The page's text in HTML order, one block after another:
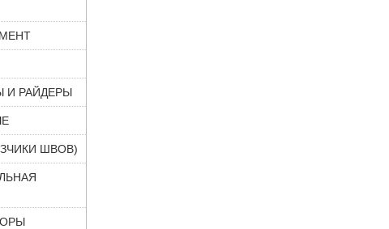
И РАЙДЕРЫ
ШВОВ)